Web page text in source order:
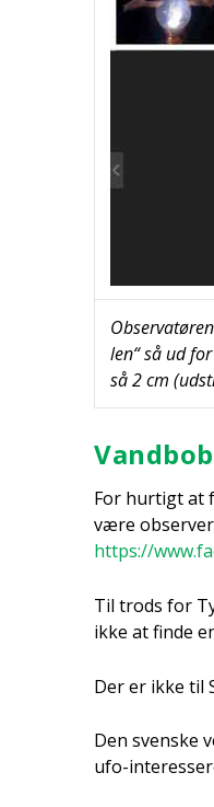
len“ så ud
så 2 cm
For hur­tigt at
være
https://
Til trods for
ikke at fin­de
Der er ikke til
Den sven­ske
ufo-